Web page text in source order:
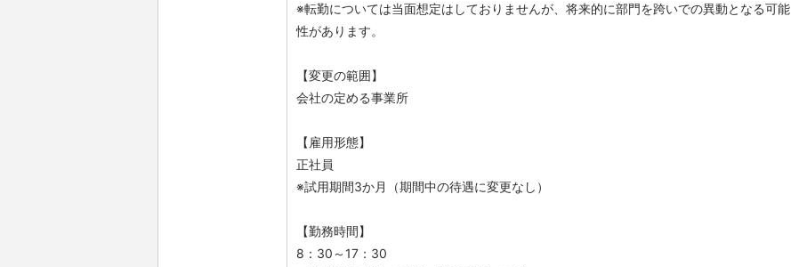
※転勤については当面想定はしておりませんが、将来的に部門を跨いでの異動となる可能
性があります。
【変更の範囲】
会社の定める事業所
【雇用形態】
正社員
※試用期間3か月（期間中の待遇に変更なし）
【勤務時間】
8：30～17：30